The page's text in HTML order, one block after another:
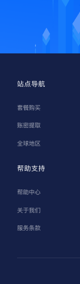
站点导航
套餐购买
账密提取
全球地区
帮助支持
帮助中心
关于我们
服务条款